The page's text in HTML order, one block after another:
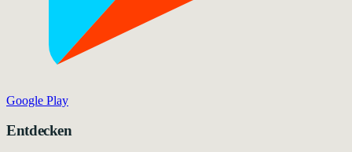
Google Play
Entdecken